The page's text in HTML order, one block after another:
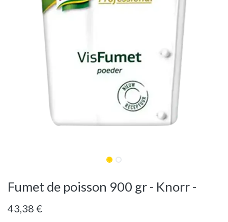
Fumet de poisson 900 gr - Knorr -
43,38 €